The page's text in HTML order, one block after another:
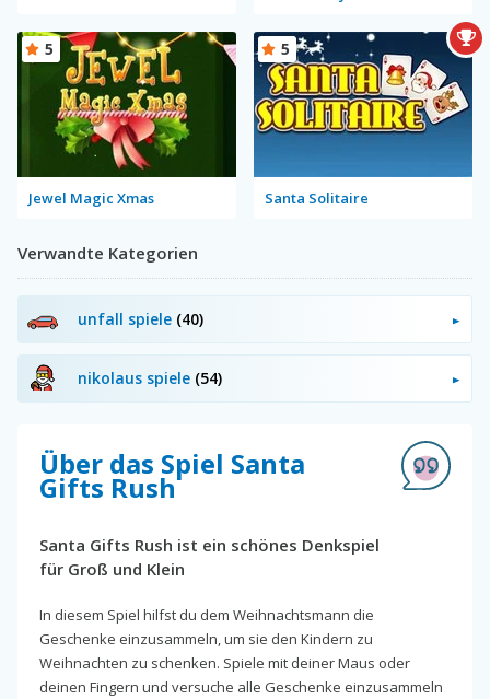
Jewel Magic Xmas
5
Santa Solitaire
5
Verwandte Kategorien
unfall spiele (40)
nikolaus spiele (54)
Über das Spiel Santa
Gifts Rush
Santa Gifts Rush ist ein schönes Denkspiel
für Groß und Klein
In diesem Spiel hilfst du dem Weihnachtsmann die
Geschenke einzusammeln, um sie den Kindern zu
Weihnachten zu schenken. Spiele mit deiner Maus oder
deinen Fingern und versuche alle Geschenke einzusammeln